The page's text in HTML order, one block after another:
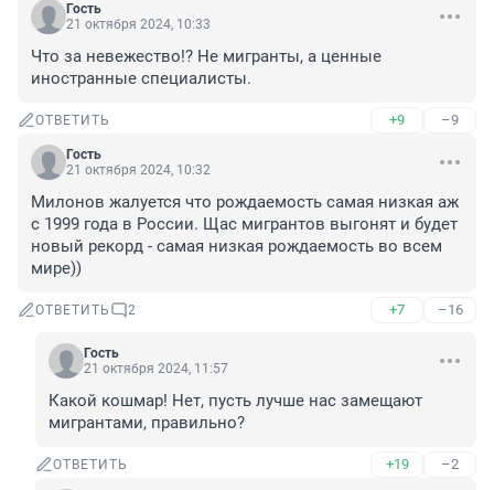
Гость
21 октября 2024, 10:33
Что за невежество!? Не мигранты, а ценные
иностранные специалисты.
ОТВЕТИТЬ +9 –9
Гость
21 октября 2024, 10:32
Милонов жалуется что рождаемость самая низкая аж
с 1999 года в России. Щас мигрантов выгонят и будет
новый рекорд - самая низкая рождаемость во всем
мире))
ОТВЕТИТЬ 2 +7 –16
Гость
21 октября 2024, 11:57
Какой кошмар! Нет, пусть лучше нас замещают
мигрантами, правильно?
ОТВЕТИТЬ +19 –2